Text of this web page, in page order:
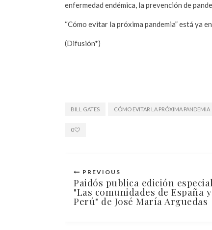
enfermedad endémica, la prevención de
“Cómo evitar la próxima pandemia” está ya
(Difusión*)
BILL GATES CÓMO EVITAR LA PRÓXIMA PANDEMIA
0
PREVIOUS
Paidós publica edición
"Las comunidades de España
Perú" de José María Arguedas